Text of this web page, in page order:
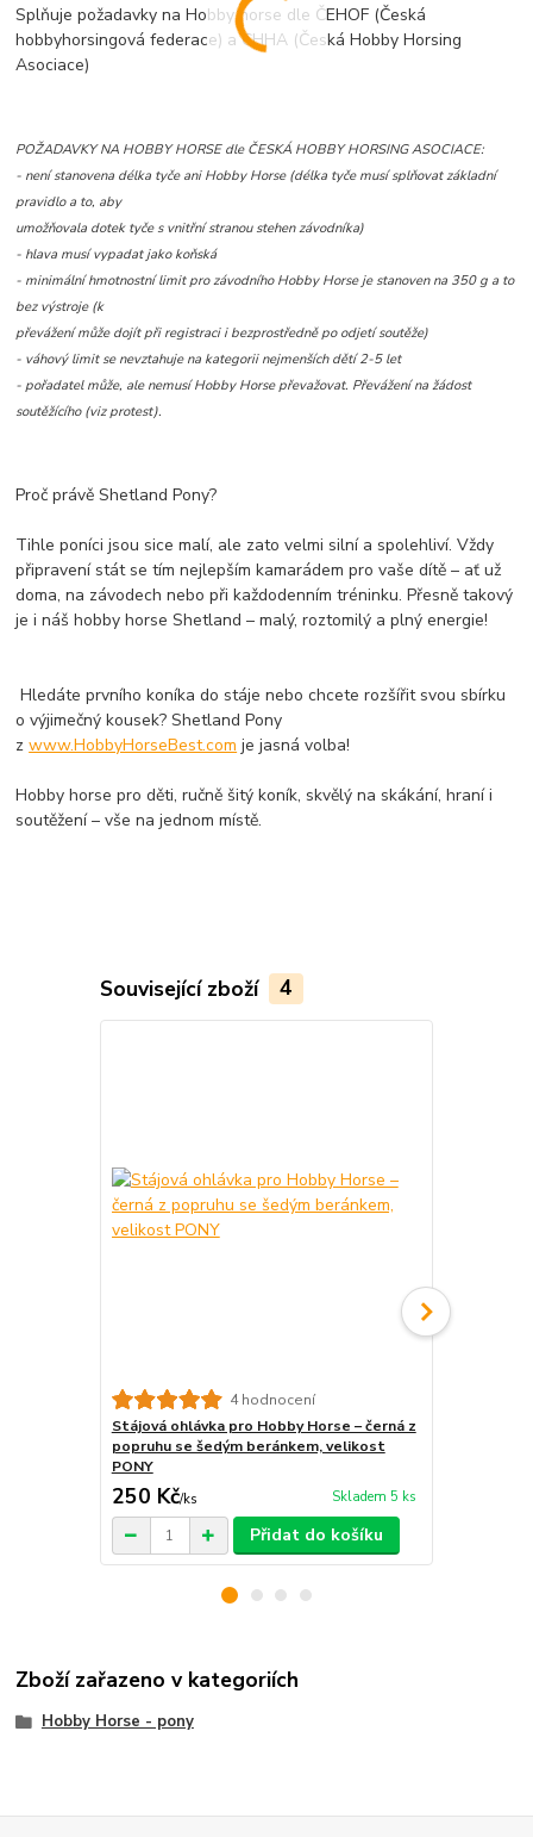
Splňuje požadavky na Hobby horse dle ČEHOF (Česká
hobbyhorsingová federace) a CHHA (Česká Hobby Horsing
Asociace)
POŽADAVKY NA HOBBY HORSE dle ČESKÁ HOBBY HORSING ASOCIACE:
- není stanovena délka tyče ani Hobby Horse (délka tyče musí splňovat základní
pravidlo a to, aby
umožňovala dotek tyče s vnitřní stranou stehen závodníka)
- hlava musí vypadat jako koňská
- minimální hmotnostní limit pro závodního Hobby Horse je stanoven na 350 g a to
bez výstroje (k
převážení může dojít při registraci i bezprostředně po odjetí soutěže)
- váhový limit se nevztahuje na kategorii nejmenších dětí 2-5 let
- pořadatel může, ale nemusí Hobby Horse převažovat. Převážení na žádost
soutěžícího (viz protest).
Proč právě Shetland Pony?
Tihle poníci jsou sice malí, ale zato velmi silní a spolehliví. Vždy
připravení stát se tím nejlepším kamarádem pro vaše dítě – ať už
doma, na závodech nebo při každodenním tréninku. Přesně takový
je i náš hobby horse Shetland – malý, roztomilý a plný energie!
Hledáte prvního koníka do stáje nebo chcete rozšířit svou sbírku
o výjimečný kousek? Shetland Pony
zwww.HobbyHorseBest.com je jasná volba!
Hobby horse pro děti, ručně šitý koník, skvělý na skákání, hraní i
soutěžení – vše na jednom místě.
Související zboží 4
4 hodnocení
Stájová ohlávka pro Hobby Horse – černá z
popruhu se šedým beránkem, velikost
PONY
250 Kč/ks Skladem 5 ks
Přidat do košíku
Zboží zařazeno v kategoriích
Hobby Horse - pony